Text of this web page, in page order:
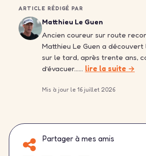
ARTICLE RÉDIGÉ PAR
Matthieu Le Guen
Ancien coureur sur route
Matthieu Le Guen a
sur le tard, après trente ans,
d’évacuer…… lire la suite →
Mis à jour le 16 juillet 2026
Partager à mes amis